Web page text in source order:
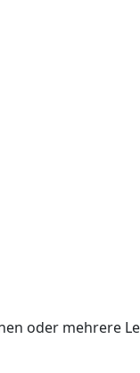
oder mehrere